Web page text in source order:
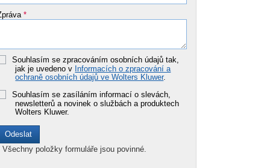
*
Souhlasím se zpracováním osobních údajů tak,
jak je uvedeno v Informacích o zpracování a
ochraně osobních údajů ve Wolters Kluwer.
Souhlasím se zasíláním informací o slevách,
newsletterů a novinek o službách a produktech
Wolters Kluwer.
Všechny položky formuláře jsou povinné.